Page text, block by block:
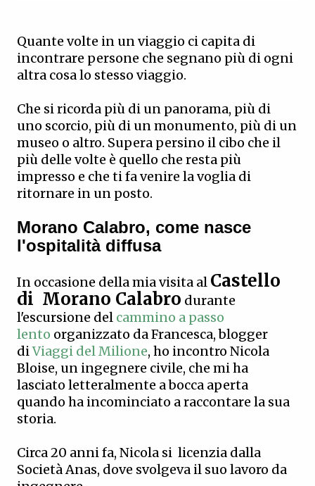
Quante volte in un viaggio ci capita di
incontrare persone che segnano più di ogni
altra cosa lo stesso viaggio.
Che si ricorda più di un panorama, più di
uno scorcio, più di un monumento, più di un
museo o altro. Supera persino il cibo che il
più delle volte è quello che resta più
impresso e che ti fa venire la voglia di
ritornare in un posto.
Morano Calabro, come nasce
l'ospitalità diffusa
In occasione della mia visita al Castello
di Morano Calabro durante
l'escursione del cammino a passo
lento organizzato da Francesca, blogger
diViaggi del Milione, ho incontro Nicola
Bloise, un ingegnere civile, che mi ha
lasciato letteralmente a bocca aperta
quando ha incominciato a raccontare la sua
storia.
Circa 20 anni fa, Nicola si licenzia dalla
Società Anas, dove svolgeva il suo lavoro da